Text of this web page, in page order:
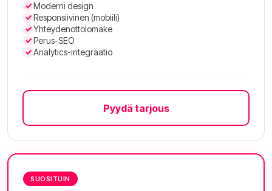
Moderni design
Responsiivinen (mobiili)
Yhteydenottolomake
Perus-SEO
Analytics-integraatio
Pyydä tarjous
SUOSITUIN